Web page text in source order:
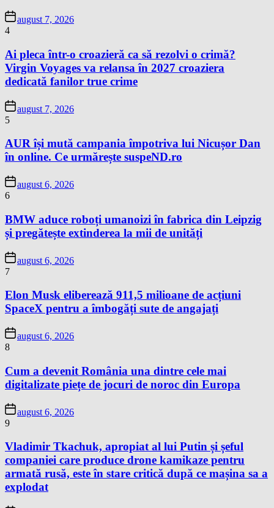
august 7, 2026
4
Ai pleca într-o croazieră ca să rezolvi o crimă?
Virgin Voyages va relansa în 2027 croaziera
dedicată fanilor true crime
august 7, 2026
5
AUR își mută campania împotriva lui Nicușor Dan
în online. Ce urmărește suspeND.ro
august 6, 2026
6
BMW aduce roboți umanoizi în fabrica din Leipzig
și pregătește extinderea la mii de unități
august 6, 2026
7
Elon Musk eliberează 911,5 milioane de acțiuni
SpaceX pentru a îmbogăți sute de angajați
august 6, 2026
8
Cum a devenit România una dintre cele mai
digitalizate piețe de jocuri de noroc din Europa
august 6, 2026
9
Vladimir Tkachuk, apropiat al lui Putin și șeful
companiei care produce drone kamikaze pentru
armată rusă, este în stare critică după ce mașina sa a
explodat